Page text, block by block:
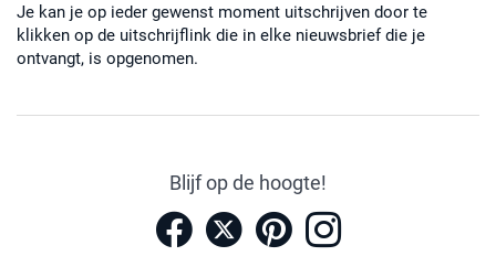
Je kan je op ieder gewenst moment uitschrijven door te
klikken op de uitschrijflink die in elke nieuwsbrief die je
ontvangt, is opgenomen.
Blijf op de hoogte!